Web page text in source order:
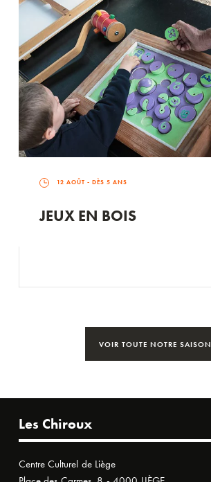
12 AOÛT - DÈS 5 ANS
JEUX EN BOIS
VOIR TOUTE NOTRE SAISON
Les Chiroux
Centre Culturel de Liège